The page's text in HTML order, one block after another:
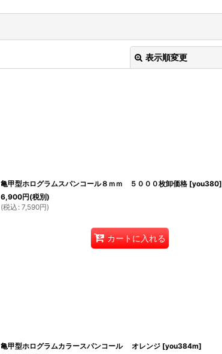
表示順変更
亀甲型ホログラムスパンコール８ｍｍ ５０００枚卸価格 [you380]
6,900円(税別)
(税込 : 7,590円)
カートに入れる
亀甲型ホログラムカラースパンコール オレンジ [you384m]